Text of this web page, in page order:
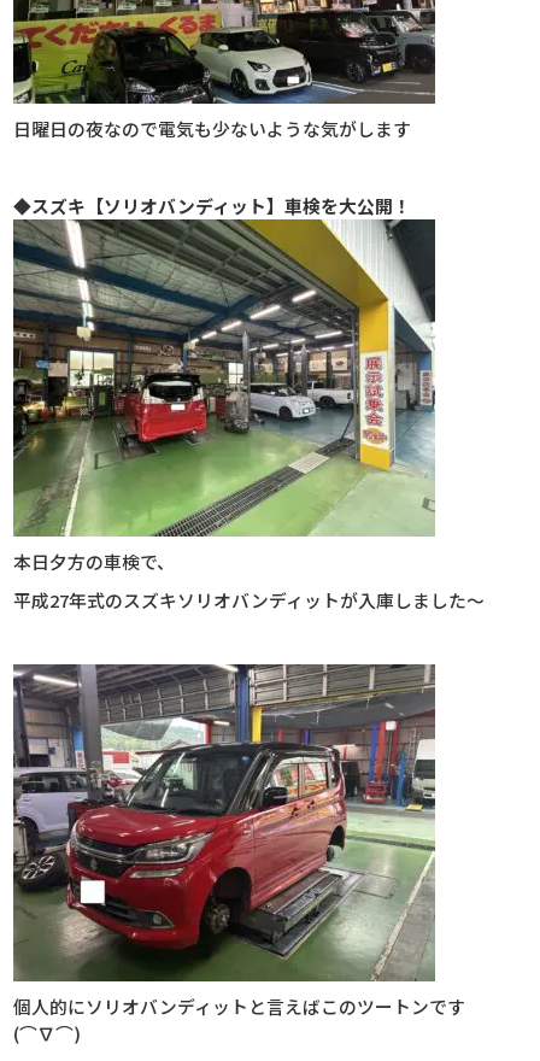
日曜日の夜なので電気も少ないような気がします
◆スズキ【ソリオバンディット】車検を大公開！
本日夕方の車検で、
平成27年式のスズキソリオバンディットが入庫しました～
個人的にソリオバンディットと言えばこのツートンです
(⌒∇⌒)